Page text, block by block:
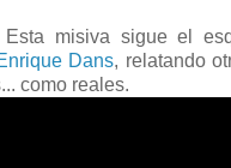
Esta misiva sigue el
Dans, relatando
como reales.